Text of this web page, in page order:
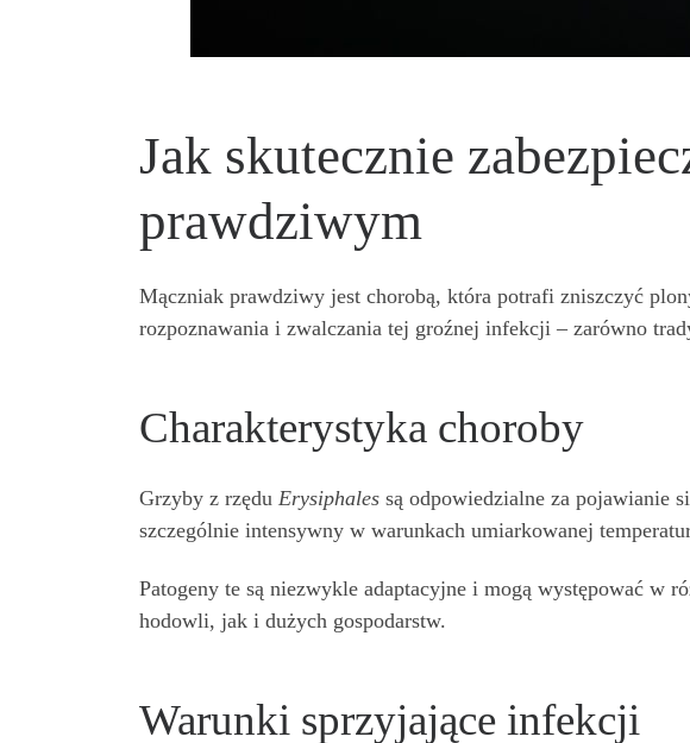
Jak skutecznie
prawdziwym
Mączniak prawdziwy jest chorobą, która potrafi zniszczyć
rozpoznawania i zwalczania tej groźnej infekcji – zarówno
Charakterystyka choroby
Grzyby z rzędu Erysiphales są odpowiedzialne za pojawianie
szczególnie intensywny w warunkach umiarkowanej
Patogeny te są niezwykle adaptacyjne i mogą występować w
hodowli, jak i dużych gospodarstw.
Warunki sprzyjające infekcji